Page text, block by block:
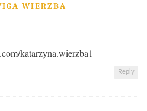
WIERZBA
katarzyna.wierzba1
Reply